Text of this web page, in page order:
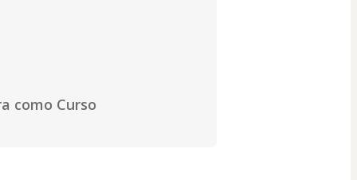
como Curso